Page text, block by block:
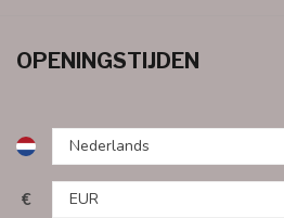
OPENINGSTIJDEN
€